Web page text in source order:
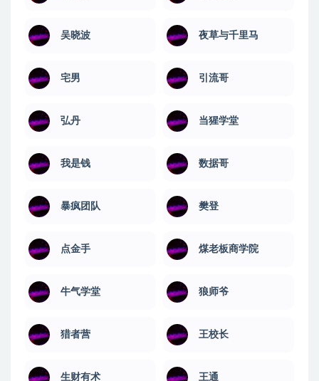
吴晓波 夜草与千里马
宅男 引流哥
弘丹 当猩学堂
我是钱 数据哥
暴疯团队 樊登
点金手 煤老板商学院
牛气学堂 狼师爷
猎者营 王校长
生财有术 王通